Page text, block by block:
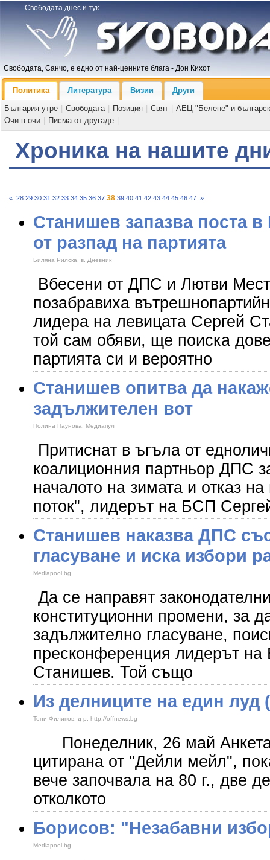
Свободата днес и тук
Свободата, Санчо, е едно от най-ценните блага - Дон Кихот
Политика Литература Визии
Други
България утре
Свободата Позиция Свят
АЕЦ "Белене" и
Очи в очи
Писма от другаде
Хроника на нашите
« 28 29 30 31 32 33 34 35 36 37 38 39 40 41 42 43 44 45 46 47 »
Станишев запазва поста
от разпад на партията
Биляна Рилска, в. Дневник
Вбесени от ДПС и Лютви
позабравиха
лидера на левицата Сергей
той сам обяви, ще поиска
партията си и вероятно
Станишев опитва да
задължителен вот
Полина Паунова, Медиапул
Притиснат в ъгъла от
коалиционния партньор ДПС
началото на зимата и отказ
поток", лидерът на БСП
Станишев наказва ДПС
гласуване и иска избори
Mediapool.bg
Да се направят
конституционни промени, за
задължително гласуване,
пресконференция лидерът
Станишев. Той също
Из делниците на един луд
Тони Филипов, д-р, http://offnews.bg
Понеделник, 26 май Анкета
цитирана от "Дейли мейл",
вече започвала на 80 г., две
отколкото
Борисов: "Незабавни
Mediapool.bg